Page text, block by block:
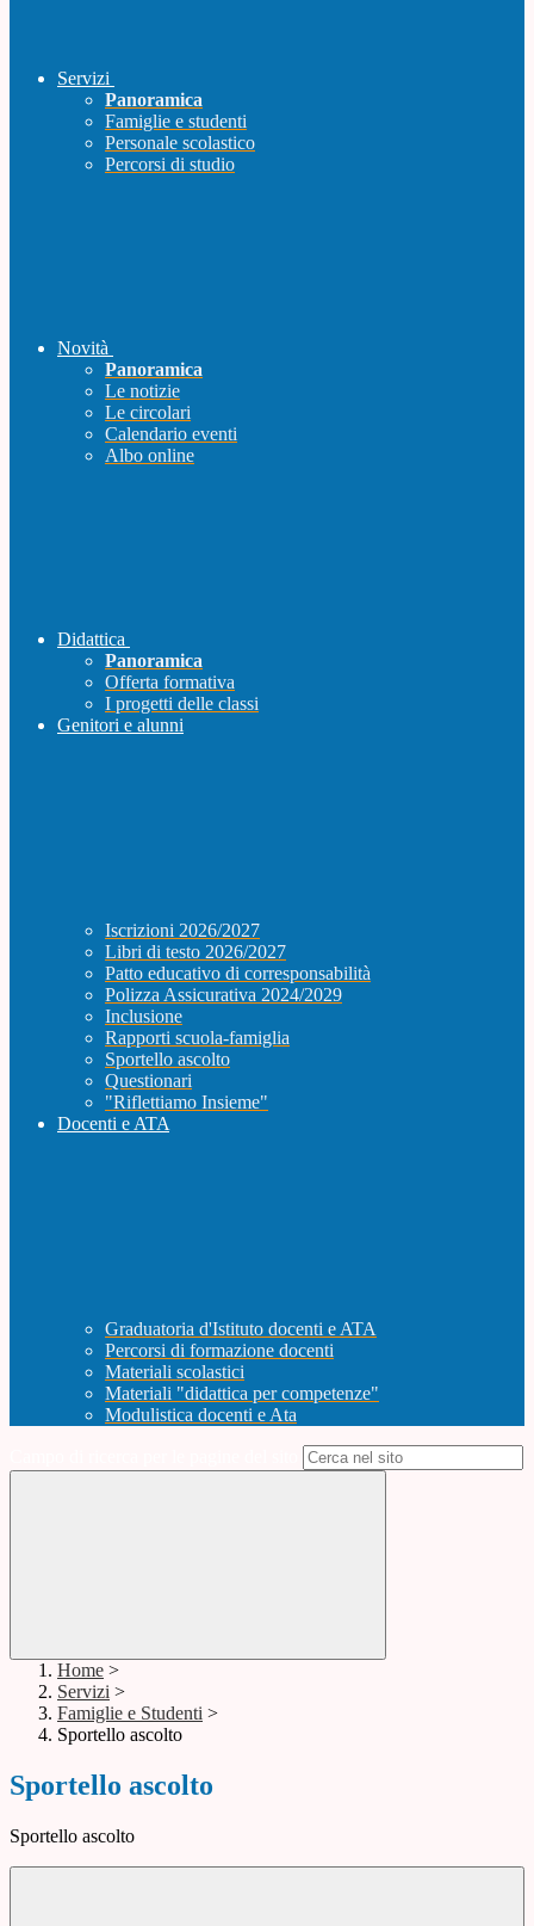
Servizi
Panoramica
Famiglie e studenti
Personale scolastico
Percorsi di studio
Novità
Panoramica
Le notizie
Le circolari
Calendario eventi
Albo online
Didattica
Panoramica
Offerta formativa
I progetti delle classi
Genitori e alunni
Iscrizioni 2026/2027
Libri di testo 2026/2027
Patto educativo di corresponsabilità
Polizza Assicurativa 2024/2029
Inclusione
Rapporti scuola-famiglia
Sportello ascolto
Questionari
"Riflettiamo Insieme"
Docenti e ATA
Graduatoria d'Istituto docenti e ATA
Percorsi di formazione docenti
Materiali scolastici
Materiali "didattica per competenze"
Modulistica docenti e Ata
Home >
Servizi >
Famiglie e Studenti >
Sportello ascolto
Sportello ascolto
Sportello ascolto